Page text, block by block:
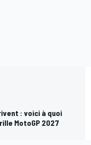
: voici à quoi
MotoGP 2027